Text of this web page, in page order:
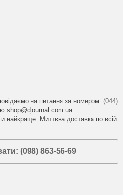
на питання за номером: (044)
shop@djournal.com.ua
найкраще. Миттєва доставка по всій
(098) 863-56-69